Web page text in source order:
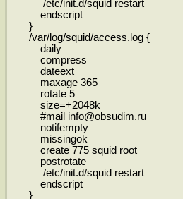
/etc/init.d/squid restart
endscript
}
/var/log/squid/access.log {
daily
compress
dateext
maxage 365
rotate 5
size=+2048k
#mail info@obsudim.ru
notifempty
missingok
create 775 squid root
postrotate
/etc/init.d/squid restart
endscript
}